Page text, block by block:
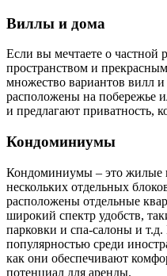
Виллы и дома
Если вы мечтаете о частной
пространством и
множество вариантов вилл
расположены на побережье
и предлагают приватность,
Кондоминиумы
Кондоминиумы – это жилые
нескольких отдельных
расположены отдельные
широкий спектр удобств,
парковки и спа-салоны и
популярностью среди
как они обеспечивают
потенциал для аренды.